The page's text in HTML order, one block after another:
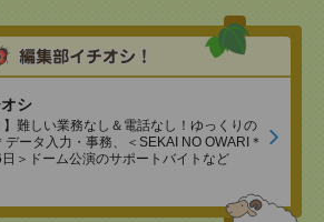
シ
】難しい業務なし＆電話なし！ゆっくりの
データ入力・事務、＜SEKAI NO OWARI＊
＞ドーム公演のサポートバイトなど